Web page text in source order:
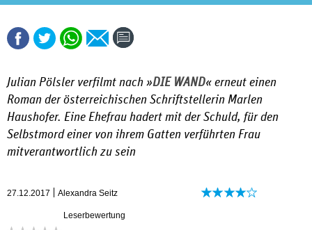
Julian Pölsler verfilmt nach »DIE WAND« erneut einen
Roman der österreichischen Schriftstellerin Marlen
Haushofer. Eine Ehefrau hadert mit der Schuld, für den
Selbstmord einer von ihrem Gatten verführten Frau
mitverantwortlich zu sein
27.12.2017 Alexandra Seitz
Leserbewertung